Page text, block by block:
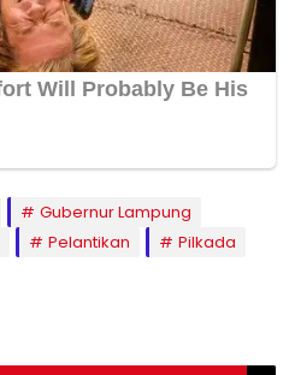
Gubernur Lampung
Pelantikan
Pilkada